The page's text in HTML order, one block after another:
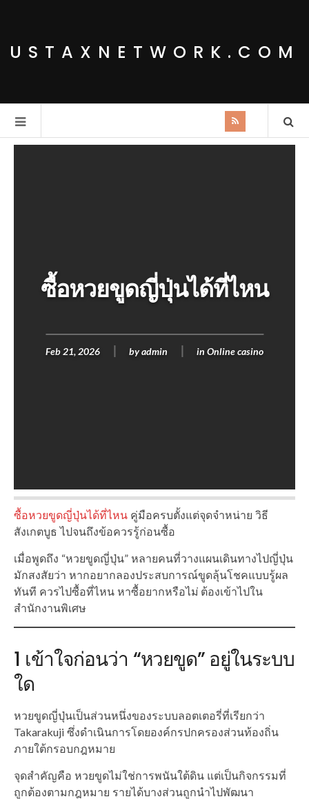
USTAXNETWORK.COM
ซื้อหวยขูดญี่ปุ่นได้ที่ไหน
Feb 21, 2026 byadmin in Online casino
ซื้อหวยขูดญี่ปุ่นได้ที่ไหน คู่มือครบตั้งแต่จุดจำหน่าย วิธี
สังเกตบูธ ไปจนถึงข้อควรรู้ก่อนซื้อ
เมื่อพูดถึง “หวยขูดญี่ปุ่น” หลายคนที่วางแผนเดินทางไปญี่ปุ่น
มักสงสัยว่า หากอยากลองประสบการณ์ขูดลุ้นโชคแบบรู้ผล
ทันที ควรไปซื้อที่ไหน หาซื้อยากหรือไม่ ต้องเข้าไปใน
สำนักงานพิเศษ
1 เข้าใจก่อนว่า “หวยขูด” อยู่ในระบบ
ใด
หวยขูดญี่ปุ่นเป็นส่วนหนึ่งของระบบลอตเตอรี่ที่เรียกว่า
Takarakuji ซึ่งดำเนินการโดยองค์กรปกครองส่วนท้องถิ่น
ภายใต้กรอบกฎหมาย
จุดสำคัญคือ หวยขูดไม่ใช่การพนันใต้ดิน แต่เป็นกิจกรรมที่
ถูกต้องตามกฎหมาย รายได้บางส่วนถูกนำไปพัฒนา